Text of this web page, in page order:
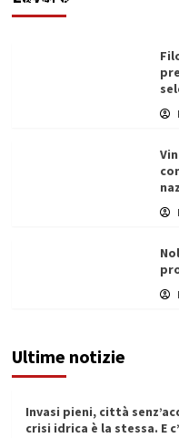
Ultime notizie
Invasi pieni, città
crisi idrica è la stessa. E